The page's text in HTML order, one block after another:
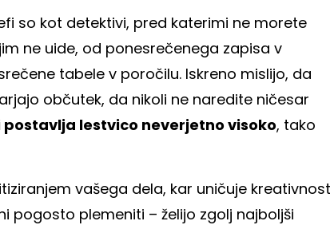
so kot detektivi, pred katerimi ne morete
ne uide, od ponesrečenega zapisa v
tabele v poročilu. Iskreno mislijo, da
občutek, da nikoli ne naredite ničesar
lestvico neverjetno visoko, tako
vašega dela, kar uničuje kreativnost
pogosto plemeniti – želijo zgolj najboljši